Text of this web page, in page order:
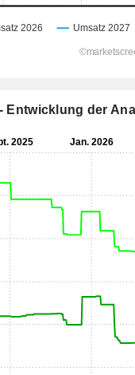
Entwicklung der